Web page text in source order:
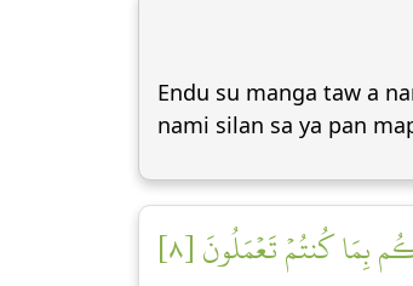
Endu su manga taw a
nami silan sa ya pan
بِمَا كُنتُمۡ تَعۡمَلُونَ [٨]